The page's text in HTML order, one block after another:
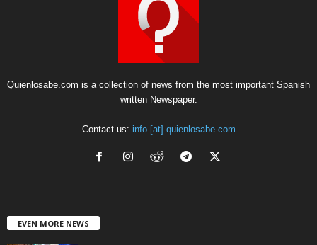
Quienlosabe.com is a collection of news from the most important Spanish
written Newspaper.
Contact us: info [at] quienlosabe.com
EVEN MORE NEWS